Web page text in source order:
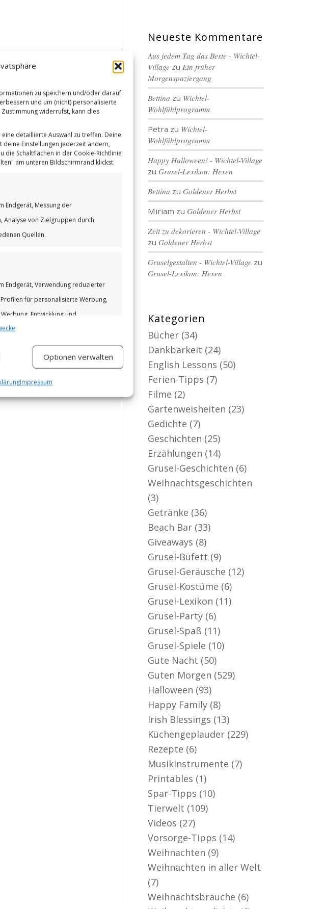
zu speichern und/oder darauf
und um (nicht) personalisierte
widerrufst, kann dies
detaillierte Auswahl zu treffen. Deine
deine Einstellungen jederzeit ändern,
die Schaltflächen in der Cookie-Richtlinie
am unteren Bildschirmrand klickst.
Endgerät, Messung der
Analyse von Zielgruppen durch
Quellen.
Endgerät, Verwendung reduzierter
für personalisierte Werbung,
Entwicklung und
Immer aktiv
Quellen,
Optionen verwalten
Impressum
Neueste Kommentare
Aus jedem Tag das Beste - Wichtel-
Village zuEin früher
Morgenspaziergang
Bettina zu Wichtel-
Wohlfühlprogramm
Petra zu Wichtel-
Wohlfühlprogramm
Happy Halloween! - Wichtel-Village
zuGrusel-Lexikon: Hexen
Bettina zuGoldener Herbst
Miriam zuGoldener Herbst
Zeit zu dekorieren - Wichtel-Village
zuGoldener Herbst
Gruselgestalten - Wichtel-Village zu
Grusel-Lexikon: Hexen
Kategorien
Bücher (34)
Dankbarkeit (24)
English Lessons (50)
Ferien-Tipps (7)
Filme (2)
Gartenweisheiten (23)
Gedichte (7)
Geschichten (25)
Erzählungen (14)
Grusel-Geschichten (6)
Weihnachtsgeschichten
(3)
Getränke (36)
Beach Bar (33)
Giveaways (8)
Grusel-Büfett (9)
Grusel-Geräusche (12)
Grusel-Kostüme (6)
Grusel-Lexikon (11)
Grusel-Party (6)
Grusel-Spaß (11)
Grusel-Spiele (10)
Gute Nacht (50)
Guten Morgen (529)
Halloween (93)
Happy Family (8)
Irish Blessings (13)
Küchengeplauder (229)
Rezepte (6)
Musikinstrumente (7)
Printables (1)
Spar-Tipps (10)
Tierwelt (109)
Videos (27)
Vorsorge-Tipps (14)
Weihnachten (9)
Weihnachten in aller Welt
(7)
Weihnachtsbräuche (6)